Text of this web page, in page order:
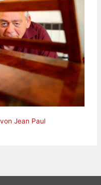
Jean Paul